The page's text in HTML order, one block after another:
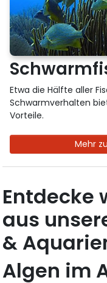
Etwa die Hälfte aller
Schwarmverhalten
Vorteile.
Mehr
Entdecke
aus
&
Algen im